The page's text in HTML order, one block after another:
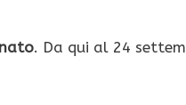
. Da qui al 24